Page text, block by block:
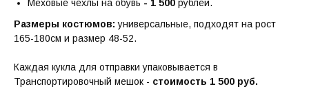
Меховые чехлы на обувь - 1 500 рублей.
Размеры костюмов: универсальные, подходят на рост
165-180см и размер 48-52.
Каждая кукла для отправки упаковывается в
Транспортировочный мешок - стоимость 1 500 руб.